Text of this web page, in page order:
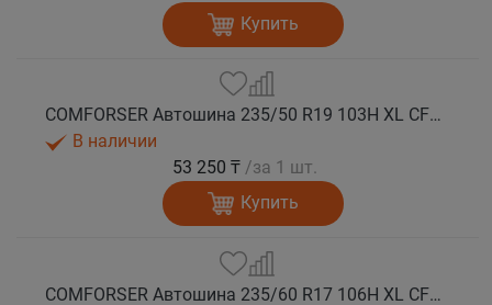
Купить
COMFORSER Автошина 235/50 R19 103H XL CF1100 лето
В наличии
53 250 ₸ /за 1 шт.
Купить
COMFORSER Автошина 235/60 R17 106H XL CF1100 RWL лето